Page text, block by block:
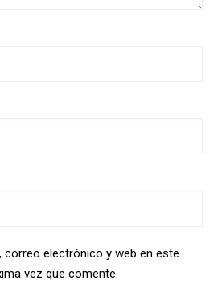
correo electrónico y web en este
vez que comente.